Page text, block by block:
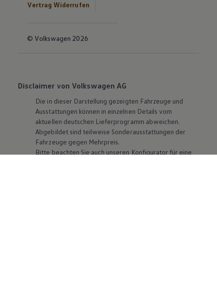
Vertrag Widerrufen
© Volkswagen 2026
Disclaimer von Volkswagen AG
Die in dieser Darstellung gezeigten Fahrzeuge und
Ausstattungen können in einzelnen Details vom
aktuellen deutschen Lieferprogramm abweichen.
Abgebildet sind teilweise Sonderausstattungen der
Fahrzeuge gegen Mehrpreis.
Bitte beachten Sie auch unseren Konfigurator für eine